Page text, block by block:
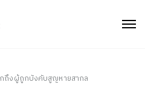
กถึงผู้ถูกบังคับสูญหายสากล